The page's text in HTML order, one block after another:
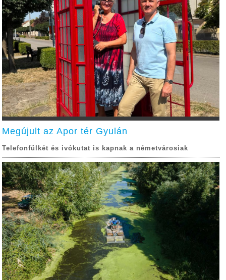
Megújult az Apor tér Gyulán
Telefonfülkét és ivókutat is kapnak a németvárosiak